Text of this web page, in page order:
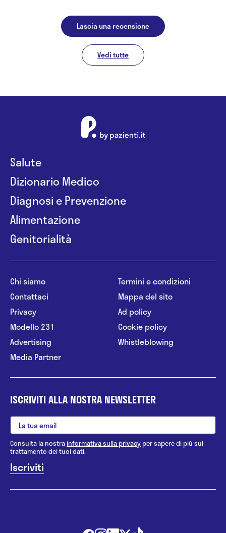
Lascia una recensione
Vedi tutte
Salute
Dizionario Medico
Diagnosi e Prevenzione
Alimentazione
Genitorialità
Chi siamo
Contattaci
Privacy
Modello 231
Advertising
Media Partner
Termini e condizioni
Mappa del sito
Ad policy
Cookie policy
Whistleblowing
ISCRIVITI ALLA NOSTRA NEWSLETTER
Consulta la nostrainformativa sulla privacy per sapere di più sul
trattamento dei tuoi dati.